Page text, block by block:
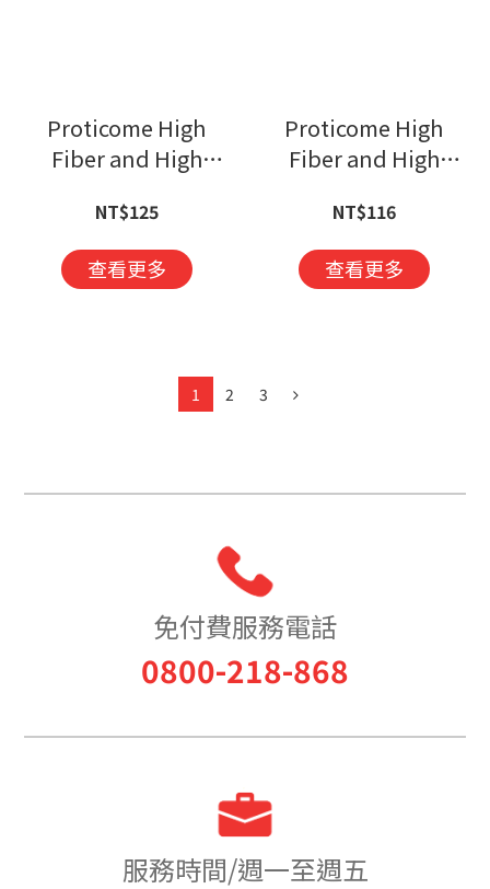
Proticome High
Fiber and High
Formula
NT$125
查看更多
Proticome High
Fiber and High
Formula
NT$116
查看更多
1 2 3
免付費服務電話
0800-218-868
服務時間/週一至週五